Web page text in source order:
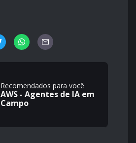
Recomendados para você
AWS - Agentes de IA em
Campo